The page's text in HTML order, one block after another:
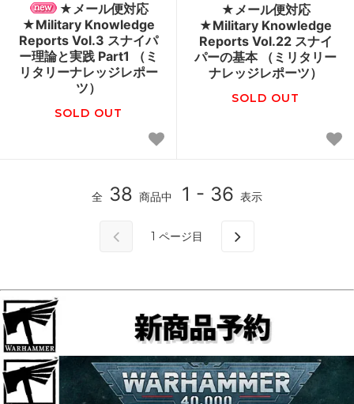
★メール便対応
★Military Knowledge
Reports Vol.3 スナイパ
ー理論と実践 Part1 （ミ
リタリーナレッジレポー
ツ）
SOLD OUT
★メール便対応
★Military Knowledge
Reports Vol.22 スナイ
パーの基本 （ミリタリー
ナレッジレポーツ）
SOLD OUT
全 38 商品中 1 - 36 表示
1 ページ目